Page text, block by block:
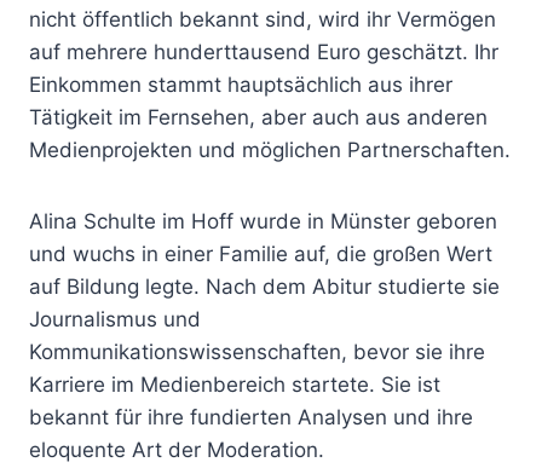
nicht öffentlich bekannt sind, wird ihr Vermögen
auf mehrere hunderttausend Euro geschätzt. Ihr
Einkommen stammt hauptsächlich aus ihrer
Tätigkeit im Fernsehen, aber auch aus anderen
Medienprojekten und möglichen Partnerschaften.
Alina Schulte im Hoff wurde in Münster geboren
und wuchs in einer Familie auf, die großen Wert
auf Bildung legte. Nach dem Abitur studierte sie
Journalismus und
Kommunikationswissenschaften, bevor sie ihre
Karriere im Medienbereich startete. Sie ist
bekannt für ihre fundierten Analysen und ihre
eloquente Art der Moderation.